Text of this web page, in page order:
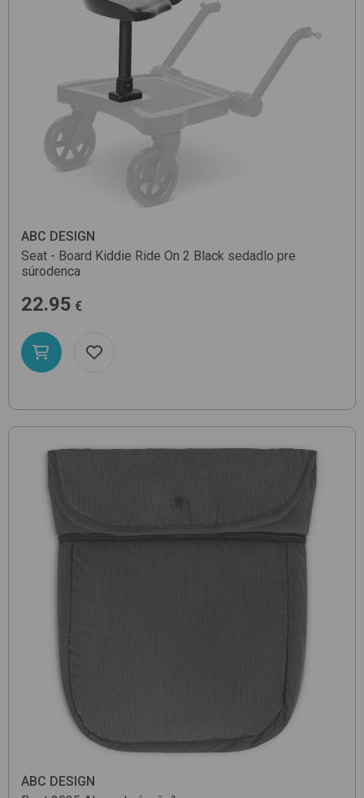
ABC DESIGN
Seat - Board Kiddie Ride On 2 Black sedadlo pre
súrodenca
22.95 €
ABC DESIGN